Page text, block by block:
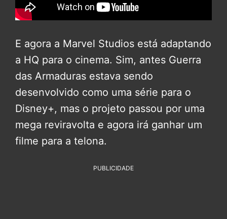
E agora a Marvel Studios está adaptando
a HQ para o cinema. Sim, antes Guerra
das Armaduras estava sendo
desenvolvido como uma série para o
Disney+, mas o projeto passou por uma
mega reviravolta e agora irá ganhar um
filme para a telona.
PUBLICIDADE